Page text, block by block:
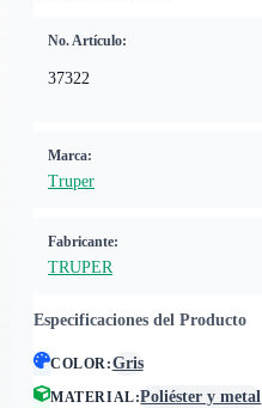
No. Artículo:
37322
Marca:
Truper
Fabricante:
TRUPER
Especificaciones del Producto
COLOR:Gris
MATERIAL:Poliéster y metal